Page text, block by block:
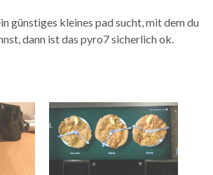
günstiges kleines pad sucht, mit dem du
dann ist das pyro7 sicherlich ok.